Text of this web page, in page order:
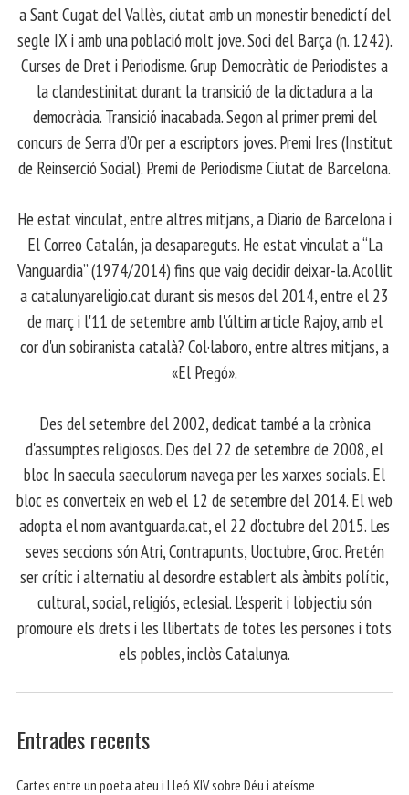
a Sant Cugat del Vallès, ciutat amb un monestir benedictí del
segle IX i amb una població molt jove. Soci del Barça (n. 1242).
Curses de Dret i Periodisme. Grup Democràtic de Periodistes a
la clandestinitat durant la transició de la dictadura a la
democràcia. Transició inacabada. Segon al primer premi del
concurs de Serra d’Or per a escriptors joves. Premi Ires (Institut
de Reinserció Social). Premi de Periodisme Ciutat de Barcelona.
​ He estat vinculat, entre altres mitjans, a Diario de Barcelona i
El Correo Catalán, ja desapareguts. He estat vinculat a “La
Vanguardia” (1974/2014) fins que vaig decidir deixar-la. Acollit
a catalunyareligio.cat durant sis mesos del 2014, entre el 23
de març i l'11 de setembre amb l'últim article Rajoy, amb el
cor d'un sobiranista català? Col·laboro, entre altres mitjans, a
«El Pregó».
​ Des del setembre del 2002, dedicat també a la crònica
d'assumptes religiosos. Des del 22 de setembre de 2008, el
bloc In saecula saeculorum navega per les xarxes socials. El
bloc es converteix en web el 12 de setembre del 2014. El web
adopta el nom avantguarda.cat, el 22 d'octubre del 2015. Les
seves seccions són Atri, Contrapunts, Uoctubre, Groc. Pretén
ser crític i alternatiu al desordre establert als àmbits polític,
cultural, social, religiós, eclesial. L'esperit i l'objectiu són
promoure els drets i les llibertats de totes les persones i tots
els pobles, inclòs Catalunya.
Entrades recents
Cartes entre un poeta ateu i Lleó XIV sobre Déu i ateísme